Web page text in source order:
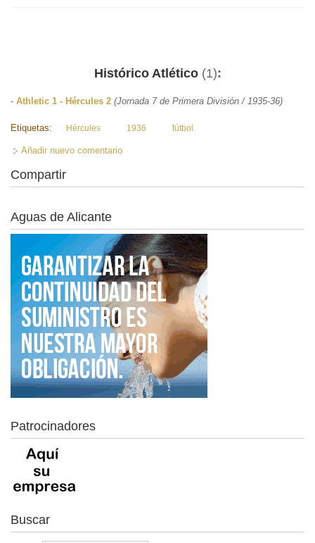
Histórico Atlético (1):
- Athletic 1 - Hércules 2 (Jornada 7 de Primera División / 1935-36)
Etiquetas: Hércules 1936 fútbol
Añadir nuevo comentario
Compartir
Aguas de Alicante
Patrocinadores
Buscar